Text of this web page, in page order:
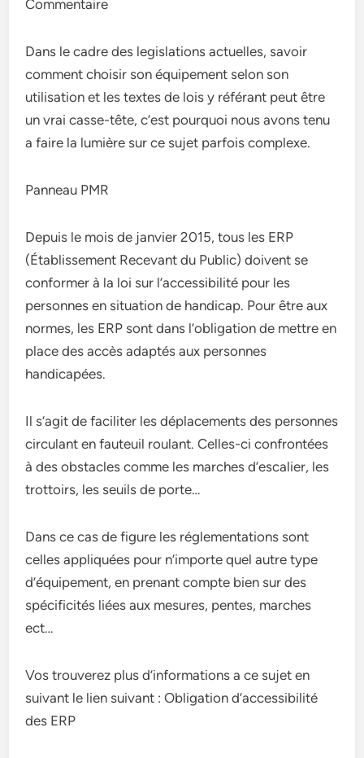
Commentaire
Dans le cadre des legislations actuelles, savoir
comment choisir son équipement selon son
utilisation et les textes de lois y référant peut être
un vrai casse-tête, c’est pourquoi nous avons tenu
a faire la lumière sur ce sujet parfois complexe.
Panneau PMR
Depuis le mois de janvier 2015, tous les ERP
(Établissement Recevant du Public) doivent se
conformer à la loi sur l’accessibilité pour les
personnes en situation de handicap. Pour être aux
normes, les ERP sont dans l’obligation de mettre en
place des accès adaptés aux personnes
handicapées.
Il s’agit de faciliter les déplacements des personnes
circulant en fauteuil roulant. Celles-ci confrontées
à des obstacles comme les marches d’escalier, les
trottoirs, les seuils de porte…
Dans ce cas de figure les réglementations sont
celles appliquées pour n’importe quel autre type
d’équipement, en prenant compte bien sur des
spécificités liées aux mesures, pentes, marches
ect…
Vos trouverez plus d’informations a ce sujet en
suivant le lien suivant : Obligation d’accessibilité
des ERP